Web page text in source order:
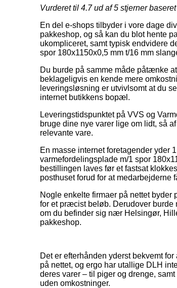
Vurderet til 4.7ud af 5 stjerner baseret
En del e-shops tilbyder i vore dage
pakkeshop, og så kan du blot hente
ukompliceret, samt typisk endvidere
spor 180x1150x0,5 mm t/16 mm
Du burde på samme måde påtænke
beklageligvis en kende mere
leveringsløsning er utvivlsomt at du
internet butikkens bopæl.
Leveringstidspunktet på VVS og
bruge dine nye varer lige om lidt, så
relevante vare.
En masse internet foretagender yder
varmefordelingsplade m/1 spor
bestillingen laves før et fastsat
posthuset forud for at medarbejderne
Nogle enkelte firmaer på nettet
for et præcist beløb. Derudover
om du befinder sig nær Helsingør,
pakkeshop.
Det er efterhånden yderst bekvemt
på nettet, og ergo har utallige DLH
deres varer – til piger og drenge,
uden omkostninger.